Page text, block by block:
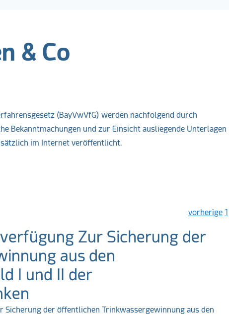
& Co
(BayVwVfG) werden nachfolgend durch
Bekanntmachungen und zur Einsicht ausliegende Unterlagen
im Internet veröffentlicht.
vorherige 1
Zur Sicherung der
aus den
I und II der
der öffentlichen Trinkwassergewinnung aus den